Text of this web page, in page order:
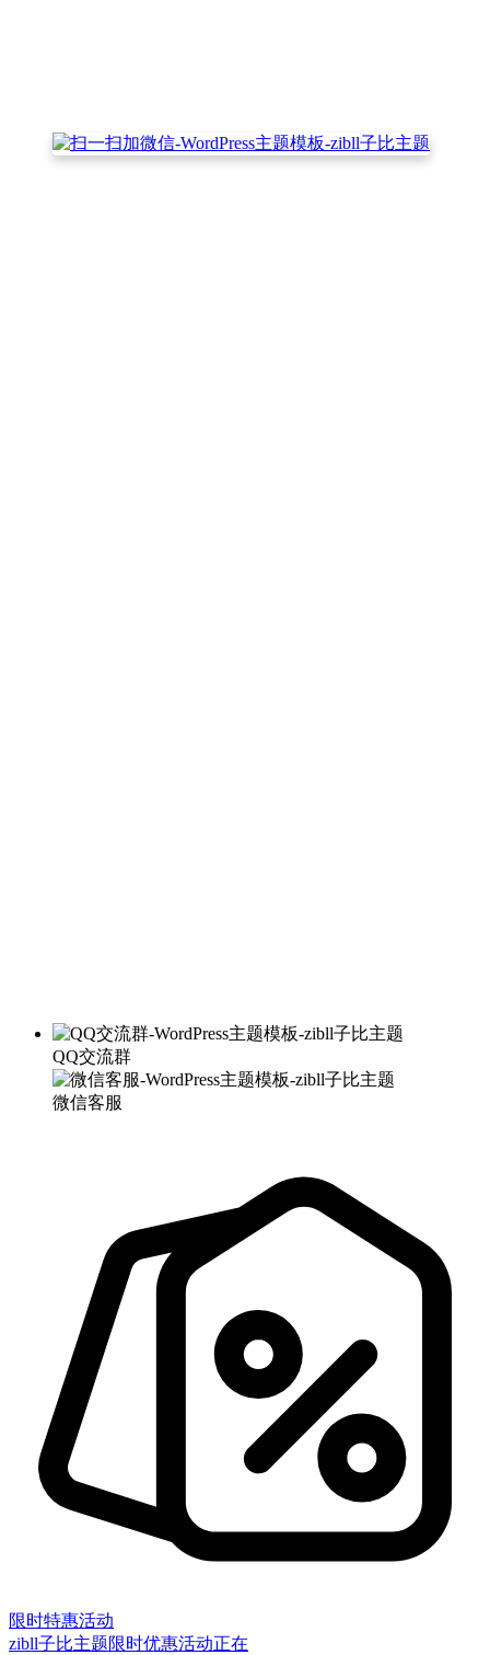
QQ交流群
微信客服
限时特惠活动
zibll子比主题限时优惠活动正在